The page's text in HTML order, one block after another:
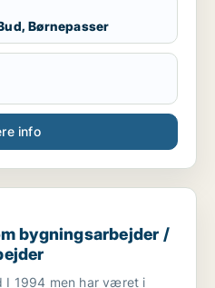
Børnepasser
info
/ smed /
bygningsarbejder /
I 1994 men har været i